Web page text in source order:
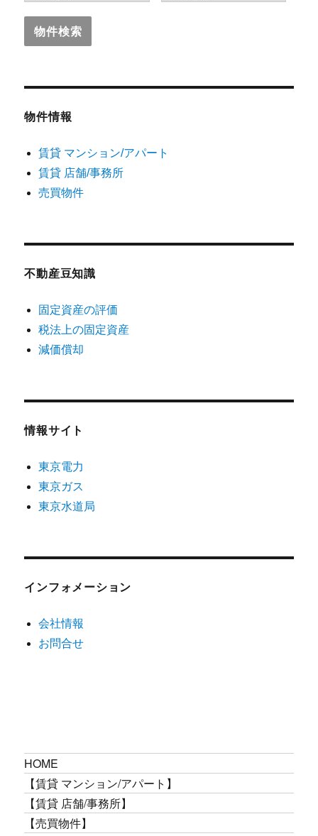
物件情報
賃貸 マンション/アパート
賃貸 店舗/事務所
売買物件
不動産豆知識
固定資産の評価
税法上の固定資産
減価償却
情報サイト
東京電力
東京ガス
東京水道局
インフォメーション
会社情報
お問合せ
HOME
【賃貸 マンション/アパート】
【賃貸 店舗/事務所】
【売買物件】